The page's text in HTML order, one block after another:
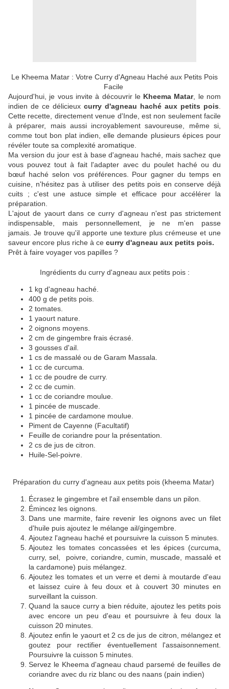
Le Kheema Matar : Votre Curry d'Agneau Haché aux Petits Pois
Facile
Aujourd'hui, je vous invite à découvrir le Kheema Matar, le nom
indien de ce délicieux curry d'agneau haché aux petits pois
Cette recette, directement venue d'Inde, est non seulement facile
à préparer, mais aussi incroyablement savoureuse, même si,
comme tout bon plat indien, elle demande plusieurs épices pour
révéler toute sa complexité aromatique.
Ma version du jour est à base d'agneau haché, mais sachez que
vous pouvez tout à fait l'adapter avec du poulet haché ou du
bœuf haché selon vos préférences. Pour gagner du temps en
cuisine, n'hésitez pas à utiliser des petits pois en conserve déjà
cuits ; c'est une astuce simple et efficace pour accélérer la
préparation.
L'ajout de yaourt dans ce curry d'agneau n'est pas strictement
indispensable, mais personnellement, je ne m'en passe
jamais. Je trouve qu'il apporte une texture plus crémeuse et une
saveur encore plus riche à ce curry d'agneau aux petits pois.
Prêt à faire voyager vos papilles ?
Ingrédients du curry d'agneau aux petits pois :
1 kg d'agneau haché.
400 g de petits pois.
2 tomates.
1 yaourt nature.
2 oignons moyens.
2 cm de gingembre frais écrasé.
3 gousses d'ail.
1 cs de massalé ou de Garam Massala.
1 cc de curcuma.
1 cc de poudre de curry.
2 cc de cumin.
1 cc de coriandre moulue.
1 pincée de muscade.
1 pincée de cardamone moulue.
Piment de Cayenne (Facultatif)
Feuille de coriandre pour la présentation.
2 cs de jus de citron.
Huile-Sel-poivre.
Préparation du curry d'agneau aux petits pois (kheema Matar)
Écrasez le gingembre et l'ail ensemble dans un pilon.
Émincez les oignons.
Dans une marmite, faire revenir les oignons avec un filet
d'huile puis ajoutez le mélange ail/gingembre.
Ajoutez l'agneau haché et poursuivre la cuisson 5 minutes.
Ajoutez les tomates concassées et les épices (curcuma,
curry, sel, poivre, coriandre, cumin, muscade, massalé et
la cardamone) puis mélangez.
Ajoutez les tomates et un verre et demi à moutarde d'eau
et laissez cuire à feu doux et à couvert 30 minutes en
surveillant la cuisson.
Quand la sauce curry a bien réduite, ajoutez les petits pois
avec encore un peu d'eau et poursuivre à feu doux la
cuisson 20 minutes.
Ajoutez enfin le yaourt et 2 cs de jus de citron, mélangez et
goutez pour rectifier éventuellement l'assaisonnement.
Poursuivre la cuisson 5 minutes.
Servez le Kheema d'agneau chaud parsemé de feuilles de
coriandre avec du riz blanc ou des naans (pain indien)